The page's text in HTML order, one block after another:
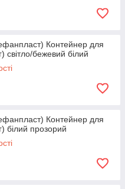
Контейнер для
світло/бежевий білий
Контейнер для
білий прозорий